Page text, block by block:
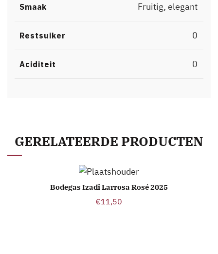
Smaak Fruitig, elegant
Restsuiker 0
Aciditeit 0
GERELATEERDE PRODUCTEN
TOEVOEGEN AAN WINKELWAGEN
Bodegas Izadi Larrosa Rosé 2025
€11,50